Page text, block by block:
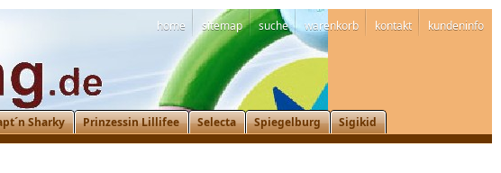
home sitemap suche warenkorb kontakt kundeninfo
Sharky Prinzessin Lillifee Selecta Spiegelburg Sigikid